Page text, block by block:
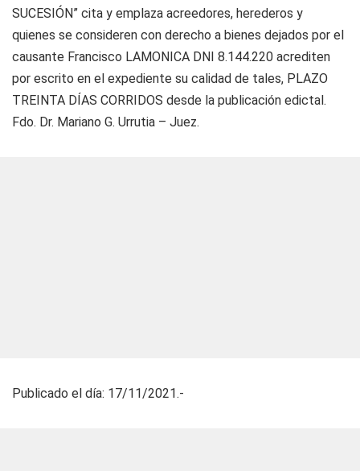
SUCESIÓN” cita y emplaza acreedores, herederos y
quienes se consideren con derecho a bienes dejados por el
causante Francisco LAMONICA DNI 8.144.220 acrediten
por escrito en el expediente su calidad de tales, PLAZO
TREINTA DÍAS CORRIDOS desde la publicación edictal.
Fdo. Dr. Mariano G. Urrutia – Juez.
Publicado el día: 17/11/2021.-